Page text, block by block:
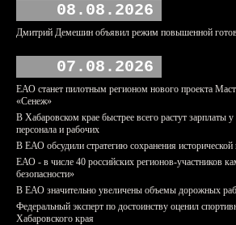
08.08.2026
Дмитрий Демешин объявил режим повышенной
07.08.2026
ЕАО станет пилотным регионом нового проекта
«Сенеж»
В Хабаровском крае быстрее всего растут зарплаты
персонала и рабочих
В ЕАО обсудили стратегию сохранения исторической
ЕАО - в числе 40 российских регионов-участников
безопасности»
В ЕАО значительно увеличены объемы дорожных
Федеральный эксперт по достоинству оценил
Хабаровского края